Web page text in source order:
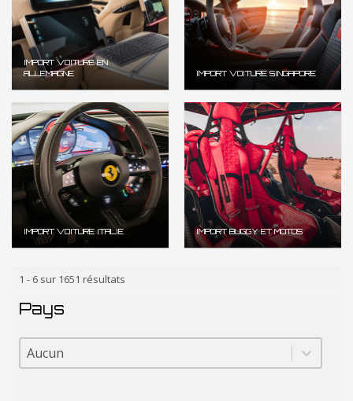
IMPORT VOITURE EN
ALLEMAGNE
IMPORT VOITURE SINGAPORE
IMPORT VOITURE ITALIE IMPORT BUGGY ET MOTOS
1 - 6 sur 1651 résultats
Pays
Pays
Pays